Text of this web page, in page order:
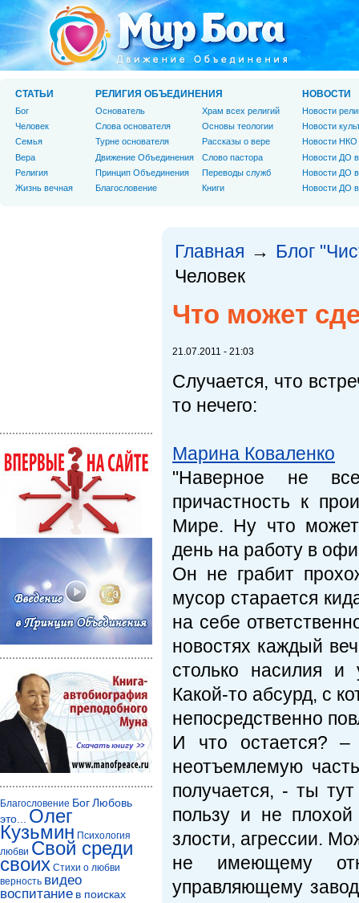
Главная → Блог
Человек
Что может
21.07.2011 - 21:03
Случается, что
то нечего:
Марина Коваленко
"Наверное не
причастность к
Мире. Ну что может
день на работу в
Он не грабит
мусор старается
на себе
новостях каждый
столько насилия и
Какой-то абсурд, с
непосредственно
И что остается?
неотъемлемую
получается, - ты
пользу и не
злости, агрессии.
не имеющему
управляющему
СТАТЬИ
Бог
Человек
Cемья
Вера
Религия
Жизнь вечная
РЕЛИГИЯ ОБЪЕДИНЕНИЯ
Основатель
Слова основателя
Турне основателя
Движение Объединения
Принцип Объединения
Благословение
Храм всех религий
Основы теологии
Рассказы о вере
Слово пастора
Переводы служб
Книги
НОВОСТИ
Новости
Новости
Новости НКО
Новости ДО
Новости ДО
Новости ДО
Благословение БогЛюбовь
это...
Олег
Кузьмин Психология
любви Свой среди
своих Стихи о любви
верность видео
воспитание в поисках